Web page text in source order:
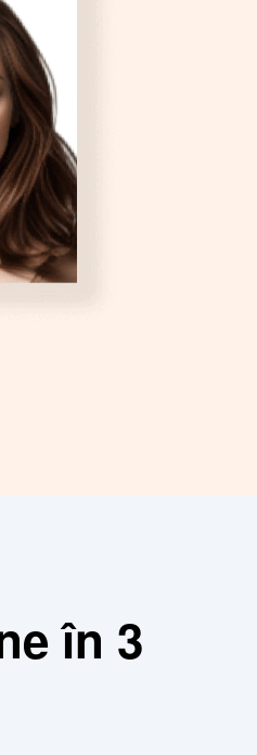
în 3